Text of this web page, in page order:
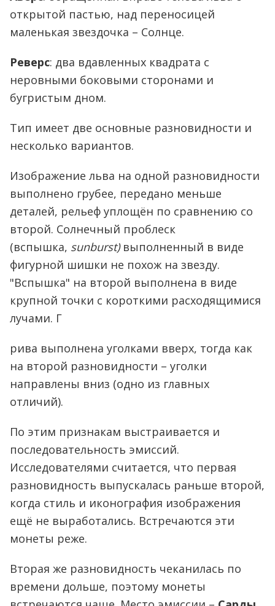
открытой пастью, над переносицей
маленькая звездочка – Солнце.
Реверс: два вдавленных квадрата с
неровными боковыми сторонами и
бугристым дном.
Тип имеет две основные разновидности и
несколько вариантов.
Изображение льва на одной разновидности
выполнено грубее, передано меньше
деталей, рельеф уплощён по сравнению со
второй. Солнечный проблеск
(вспышка, sunburst)выполненный в виде
фигурной шишки не похож на звезду.
"Вспышка" на второй выполнена в виде
крупной точки с короткими расходящимися
лучами. Г
рива выполнена уголками вверх, тогда как
на второй разновидности – уголки
направлены вниз (одно из главных
отличий).
По этим признакам выстраивается и
последовательность эмиссий.
Исследователями считается, что первая
разновидность выпускалась раньше второй,
когда стиль и иконография изображения
ещё не выработались. Встречаются эти
монеты реже.
Вторая же разновидность чеканилась по
времени дольше, поэтому монеты